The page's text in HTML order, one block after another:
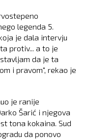
legenda 5.
je dala intervju
protiv... a to je
da je ta
i pravom", rekao je
je ranije
Šarić i njegova
tona kokaina. Sud
da ponovo